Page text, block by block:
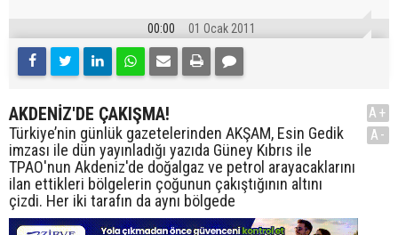
00:00 01 Ocak 2011
AKDENİZ'DE ÇAKIŞMA!
Türkiye’nin günlük gazetelerinden AKŞAM, Esin Gedik
imzası ile dün yayınladığı yazıda Güney Kıbrıs ile
TPAO'nun Akdeniz'de doğalgaz ve petrol arayacaklarını
ilan ettikleri bölgelerin çoğunun çakıştığının altını
çizdi. Her iki tarafın da aynı bölgede
A+
A-